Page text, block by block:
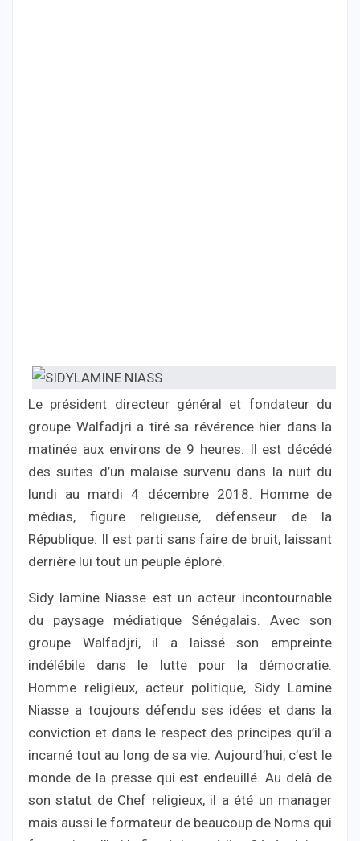
Le président directeur général et fondateur du
groupe Walfadjri a tiré sa révérence hier dans la
matinée aux environs de 9 heures. Il est décédé
des suites d’un malaise survenu dans la nuit du
lundi au mardi 4 décembre 2018. Homme de
médias, figure religieuse, défenseur de la
République. Il est parti sans faire de bruit, laissant
derrière lui tout un peuple éploré.
Sidy lamine Niasse est un acteur incontournable
du paysage médiatique Sénégalais. Avec son
groupe Walfadjri, il a laissé son empreinte
indélébile dans le lutte pour la démocratie.
Homme religieux, acteur politique, Sidy Lamine
Niasse a toujours défendu ses idées et dans la
conviction et dans le respect des principes qu’il a
incarné tout au long de sa vie. Aujourd’hui, c’est le
monde de la presse qui est endeuillé. Au delà de
son statut de Chef religieux, il a été un manager
mais aussi le formateur de beaucoup de Noms qui